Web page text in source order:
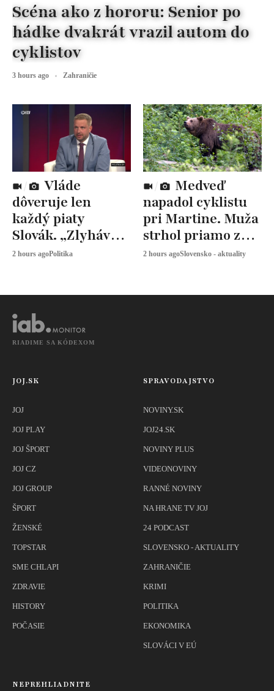
dôveruje len
každý piaty
Slovák. „Zlyhávajú
všetci politici,“
2 hours agoPolitika
napadol cyklistu
pri Martine. Muža
strhol priamo z
bicykla
2 hours agoSlovensko - aktuality
Scéna ako z hororu: Senior po
hádke dvakrát vrazil autom do
cyklistov
3 hours ago Zahraničie
RIADIME SA KÓDEXOM
JOJ.SK
JOJ
JOJ PLAY
JOJ ŠPORT
JOJ CZ
JOJ GROUP
ŠPORT
ŽENSKÉ
TOPSTAR
SME CHLAPI
ZDRAVIE
HISTORY
POČASIE
SPRAVODAJSTVO
NOVINY.SK
JOJ24.SK
NOVINY PLUS
VIDEONOVINY
RANNÉ NOVINY
NA HRANE TV JOJ
24 PODCAST
SLOVENSKO - AKTUALITY
ZAHRANIČIE
KRIMI
POLITIKA
EKONOMIKA
SLOVÁCI V EÚ
NEPREHLIADNITE